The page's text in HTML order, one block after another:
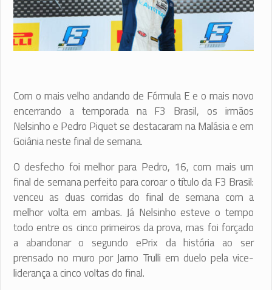
Com o mais velho andando de Fórmula E e o mais novo
encerrando a temporada na F3 Brasil, os irmãos
Nelsinho e Pedro Piquet se destacaram na Malásia e em
Goiânia neste final de semana.
O desfecho foi melhor para Pedro, 16, com mais um
final de semana perfeito para coroar o título da F3 Brasil:
venceu as duas corridas do final de semana com a
melhor volta em ambas. Já Nelsinho esteve o tempo
todo entre os cinco primeiros da prova, mas foi forçado
a abandonar o segundo ePrix da história ao ser
prensado no muro por Jarno Trulli em duelo pela vice-
liderança a cinco voltas do final.